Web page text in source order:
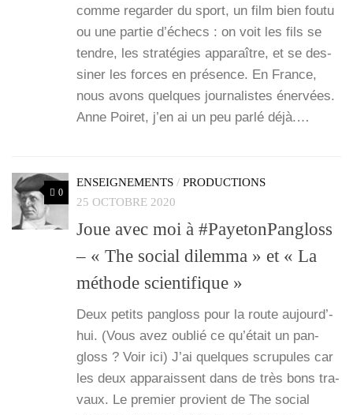
comme regar­der du sport, un film bien fou­tu
ou une par­tie d’é­checs : on voit les fils se
tendre, les stra­té­gies appa­raître, et se des­
si­ner les forces en pré­sence. En France,
nous avons quelques jour­na­listes éner­vées.
Anne Poi­ret, j’en ai un peu par­lé déjà.…
0
ENSEIGNEMENTS / PRODUCTIONS
25 OCTOBRE 2020
Joue avec moi à #PayetonPangloss
– « The social dilemma » et « La
méthode scientifique »
Deux petits pan­gloss pour la route aujourd’­
hui. (Vous avez oublié ce qu’é­tait un pan­
gloss ? Voir ici) J’ai quelques scru­pules car
les deux appa­raissent dans de très bons tra­
vaux. Le pre­mier pro­vient de The social